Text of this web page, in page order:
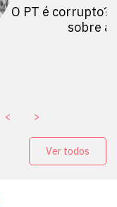
O PT é corrupto?
sobre a
< >
Ver todos